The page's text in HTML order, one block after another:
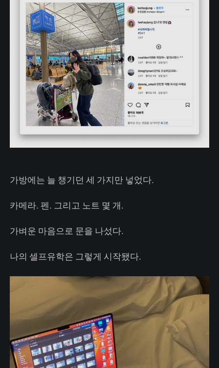
가방에는 늘 챙기던 세 가지만 넣었다.
카메라. 펜. 그리고 노트 몇 개.
가벼운 마음으로 문을 나섰다.
나의 셀프유학은 그렇게 시작됐다.